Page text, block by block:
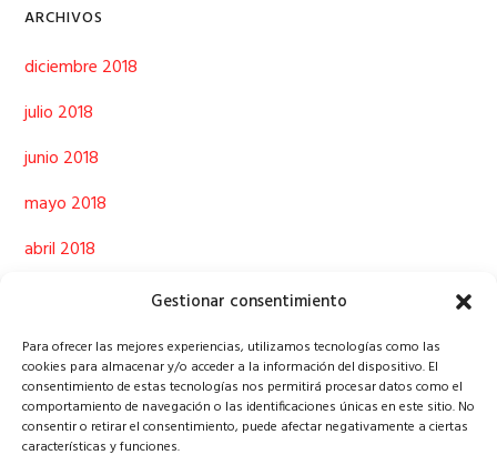
Gestionar consentimiento
Para ofrecer las mejores experiencias, utilizamos tecnologías como las
cookies para almacenar y/o acceder a la información del dispositivo. El
consentimiento de estas tecnologías nos permitirá procesar datos como el
comportamiento de navegación o las identificaciones únicas en este sitio. No
consentir o retirar el consentimiento, puede afectar negativamente a ciertas
características y funciones.
ARCHIVOS
diciembre 2018
julio 2018
junio 2018
mayo 2018
abril 2018
febrero 2018
enero 2018
diciembre 2017